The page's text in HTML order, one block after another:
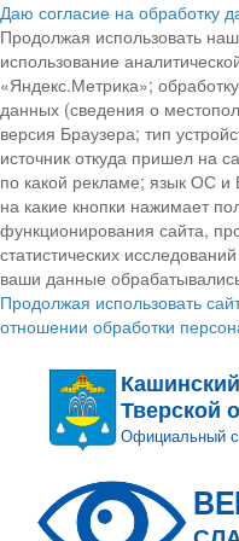
Даю согласие на обработку
Продолжая использовать
использование
«Яндекс.Метрика»;
данных (сведения о
версия Браузера; тип
источник откуда пришел на
по какой рекламе; язык ОС и
на какие кнопки нажимает
функционирования сайта,
статистических
ваши данные
Продолжая использовать
отношении обработки